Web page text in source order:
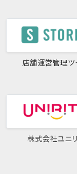
店舗運営管理ツ
株式会社ユニ